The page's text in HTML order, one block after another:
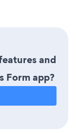
and
Form app?